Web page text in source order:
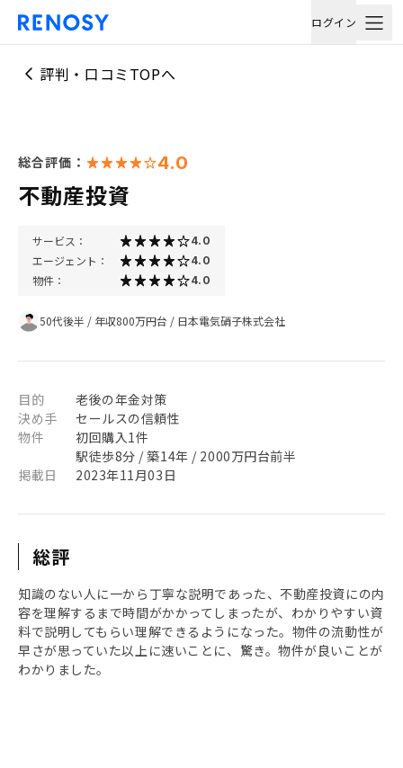
ログイン
評判・口コミTOPへ
総合評価： 4.0
不動産投資
サービス： 4.0
エージェント： 4.0
物件： 4.0
50代後半 / 年収800万円台 / 日本電気硝子株式会社
目的
老後の年金対策
決め手
セールスの信頼性
物件
初回購入1件
駅徒歩8分 / 築14年 / 2000万円台前半
掲載日
2023年11月03日
総評
知識のない人に一から丁寧な説明であった、不動産投資にの内
容を理解するまで時間がかかってしまったが、わかりやすい資
料で説明してもらい理解できるようになった。物件の流動性が
早さが思っていた以上に速いことに、驚き。物件が良いことが
わかりました。